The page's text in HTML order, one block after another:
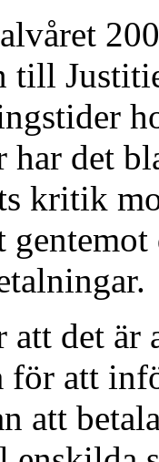
till
har det
kritik
att det är
för att
att